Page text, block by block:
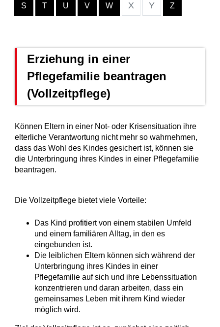
S T U V W X Y Z
Erziehung in einer
Pflegefamilie beantragen
(Vollzeitpflege)
Können Eltern in einer Not- oder Krisensituation ihre
elterliche Verantwortung nicht mehr so wahrnehmen,
dass das Wohl des Kindes gesichert ist, können sie
die Unterbringung ihres Kindes in einer Pflegefamilie
beantragen.
Die Vollzeitpflege bietet viele Vorteile:
Das Kind profitiert von einem stabilen Umfeld
und einem familiären Alltag, in den es
eingebunden ist.
Die leiblichen Eltern können sich während der
Unterbringung ihres Kindes in einer
Pflegefamilie auf sich und ihre Lebenssituation
konzentrieren und daran arbeiten, dass ein
gemeinsames Leben mit ihrem Kind wieder
möglich wird.